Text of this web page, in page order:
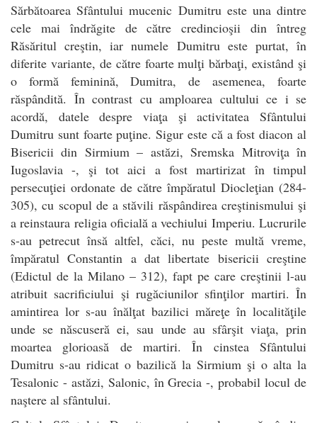
Sărbătoarea Sfântului mucenic Dumitru este una dintre
cele mai îndrăgite de către credincioşii din întreg
Răsăritul creştin, iar numele Dumitru este purtat, în
diferite variante, de către foarte mulţi bărbaţi, existând şi
o formă feminină, Dumitra, de asemenea, foarte
răspândită. În contrast cu amploarea cultului ce i se
acordă, datele despre viaţa şi activitatea Sfântului
Dumitru sunt foarte puţine. Sigur este că a fost diacon al
Bisericii din Sirmium – astăzi, Sremska Mitroviţa în
Iugoslavia -, şi tot aici a fost martirizat în timpul
persecuţiei ordonate de către împăratul Diocleţian (284-
305), cu scopul de a stăvili răspândirea creştinismului şi
a reinstaura religia oficială a vechiului Imperiu. Lucrurile
s-au petrecut însă altfel, căci, nu peste multă vreme,
împăratul Constantin a dat libertate bisericii creştine
(Edictul de la Milano – 312), fapt pe care creştinii l-au
atribuit sacrificiului şi rugăciunilor sfinţilor martiri. În
amintirea lor s-au înălţat bazilici măreţe în localităţile
unde se născuseră ei, sau unde au sfârşit viaţa, prin
moartea glorioasă de martiri. În cinstea Sfântului
Dumitru s-au ridicat o bazilică la Sirmium şi o alta la
Tesalonic - astăzi, Salonic, în Grecia -, probabil locul de
naştere al sfântului.